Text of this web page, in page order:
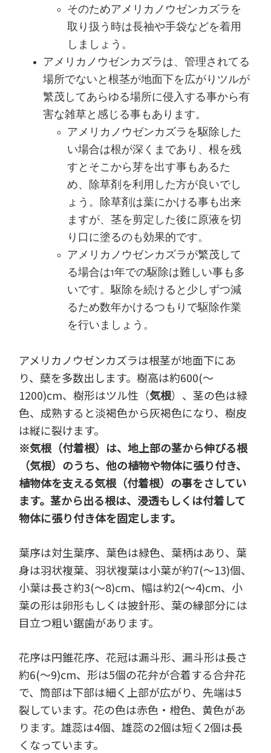
そのためアメリカノウゼンカズラを
取り扱う時は長袖や手袋などを着用
しましょう。
アメリカノウゼンカズラは、管理されてる
場所でないと根茎が地面下を広がりツルが
繁茂してあらゆる場所に侵入する事から有
害な雑草と感じる事もあります。
アメリカノウゼンカズラを駆除した
い場合は根が深くまであり、根を残
すとそこから芽を出す事もあるた
め、除草剤を利用した方が良いでし
ょう。除草剤は葉にかける事も出来
ますが、茎を剪定した後に原液を切
り口に塗るのも効果的です。
アメリカノウゼンカズラが繁茂して
る場合は1年での駆除は難しい事も多
いです。駆除を続けると少しずつ減
るため数年かけるつもりで駆除作業
を行いましょう。
アメリカノウゼンカズラは根茎が地面下にあ
り、蘖を多数出します。樹高は約600(～
1200)cm、樹形はツル性（気根）、茎の色は緑
色、成熟すると淡褐色から灰褐色になり、樹皮
は縦に裂けます。
※気根（付着根）は、地上部の茎から伸びる根
（気根）のうち、他の植物や物体に張り付き、
植物体を支える気根（付着根）の事をさしてい
ます。茎から出る根は、浸透もしくは付着して
物体に張り付き体を固定します。
葉序は対生葉序、葉色は緑色、葉柄はあり、葉
身は羽状複葉、羽状複葉は小葉が約7(～13)個、
小葉は長さ約3(～8)cm、幅は約2(～4)cm、小
葉の形は卵形もしくは披針形、葉の縁部分には
目立つ粗い鋸歯があります。
花序は円錐花序、花冠は漏斗形、漏斗形は長さ
約6(～9)cm、形は5個の花弁が合着する合弁花
で、筒部は下部は細く上部が広がり、先端は5
裂しています。花の色は赤色・橙色、黄色があ
ります。雄蕊は4個、雄蕊の2個は短く2個は長
くなっています。